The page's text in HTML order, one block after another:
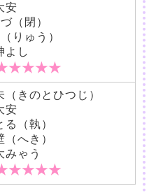
安
（閉）
りゅう）
よし
（きのとひつじ）
安
る（執）
（へき）
みゃう